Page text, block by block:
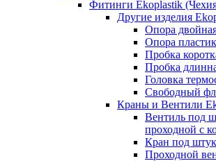
Фитинги Ekoplastik
Другие изделия
Опора
Опора
Пробка
Пробка
Головка
Свободный
Краны и Вентили
Вентиль под
проходной с
Кран под
Проходной